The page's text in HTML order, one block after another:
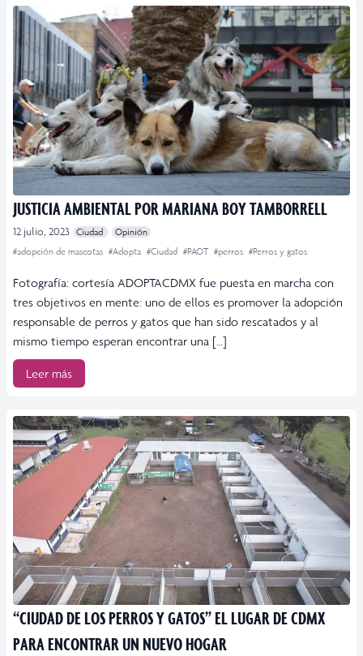
JUSTICIA AMBIENTAL POR MARIANA BOY TAMBORRELL
12 julio, 2023 Ciudad
Opinión
#adopción de mascotas #Adopta #Ciudad #PAOT #perros #Perros y gatos
Fotografía: cortesía ADOPTACDMX fue puesta en marcha con
tres objetivos en mente: uno de ellos es promover la adopción
responsable de perros y gatos que han sido rescatados y al
mismo tiempo esperan encontrar una […]
Leer más
“CIUDAD DE LOS PERROS Y GATOS” EL LUGAR DE CDMX
PARA ENCONTRAR UN NUEVO HOGAR